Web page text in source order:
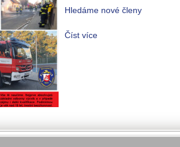
Hledáme nové členy
Číst více